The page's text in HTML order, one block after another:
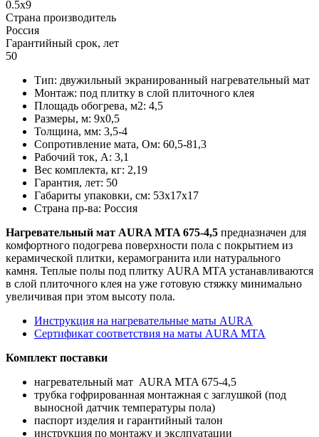
0.5x9
Страна производитель
Россия
Гарантийный срок, лет
50
Тип: двужильный экранированный нагревательный мат
Монтаж: под плитку в слой плиточного клея
Площадь обогрева, м2: 4,5
Размеры, м: 9х0,5
Толщина, мм: 3,5-4
Сопротивление мата, Ом: 60,5-81,3
Рабочий ток, А: 3,1
Вес комплекта, кг: 2,19
Гарантия, лет: 50
Габариты упаковки, см: 53х17х17
Страна пр-ва: Россия
Нагревательный мат AURA MTA 675-4,5 предназначен для
комфортного подогрева поверхности пола с покрытием из
керамической плитки, керамогранита или натурального
камня. Теплые полы под плитку AURA MTA устанавливаются
в слой плиточного клея на уже готовую стяжку минимально
увеличивая при этом высоту пола.
Инструкция на нагревательные маты AURA
Сертификат соответствия на маты AURA MTA
Комплект поставки
нагревательный мат AURA MTA 675-4,5
трубка гофрированная монтажная с заглушкой (под
выносной датчик температуры пола)
паспорт изделия и гарантийный талон
инструкция по монтажу и экслпуатации